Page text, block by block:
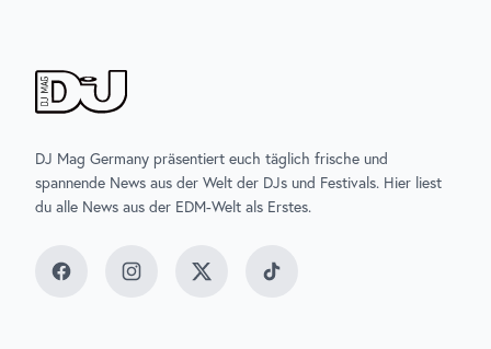
DJ Mag Germany präsentiert euch täglich frische und
spannende News aus der Welt der DJs und Festivals. Hier liest
du alle News aus der EDM-Welt als Erstes.
FacebookInstagramTwitter TikTok